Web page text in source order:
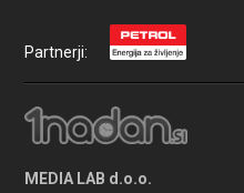
Partnerji:
MEDIA LAB d.o.o.